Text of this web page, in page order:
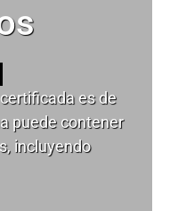
es de
puede contener
incluyendo